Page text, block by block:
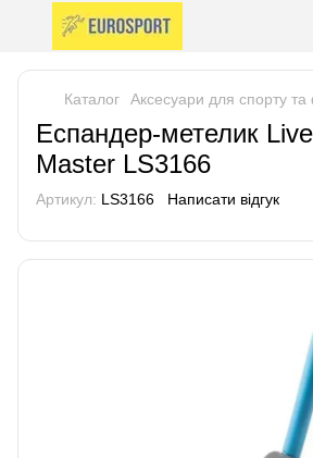
Каталог Аксесуари для спорту та
Еспандер-метелик
Master LS3166
Артикул: LS3166 Написати відгук